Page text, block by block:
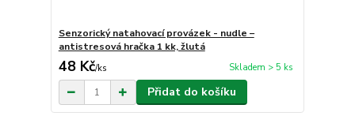
Senzorický natahovací provázek - nudle –
antistresová hračka 1 kk, žlutá
48 Kč/ks Skladem > 5 ks
Přidat do košíku